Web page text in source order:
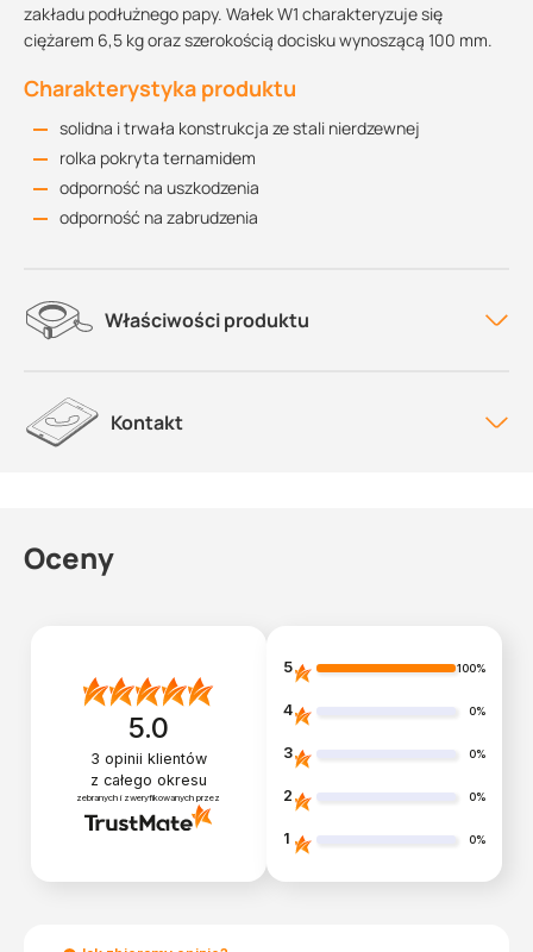
zakładu podłużnego papy. Wałek W1 charakteryzuje się
ciężarem 6,5 kg oraz szerokością docisku wynoszącą 100 mm.
Charakterystyka produktu
solidna i trwała konstrukcja ze stali nierdzewnej
rolka pokryta ternamidem
odporność na uszkodzenia
odporność na zabrudzenia
Właściwości produktu
Kontakt
Oceny
5.0
3 opinii klientów
z całego okresu
zebranych i zweryfikowanych przez
5 100%
4 0%
3 0%
2 0%
1 0%